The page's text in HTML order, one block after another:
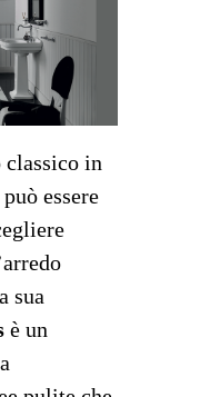
classico in
essere
sua
è un